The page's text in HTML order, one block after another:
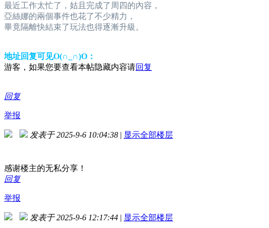
最近工作太忙了，姑且完成了周四的內容，
亞絲娜的兩個事件也花了不少精力，
畢竟隔離快結束了玩法也得逐漸升級。
地址回复可见O(∩_∩)O：
游客，如果您要查看本帖隐藏内容请回复
回复
举报
发表于 2025-9-6 10:04:38 | 显示全部楼层
感谢楼主的无私分享！
回复
举报
发表于 2025-9-6 12:17:44 | 显示全部楼层